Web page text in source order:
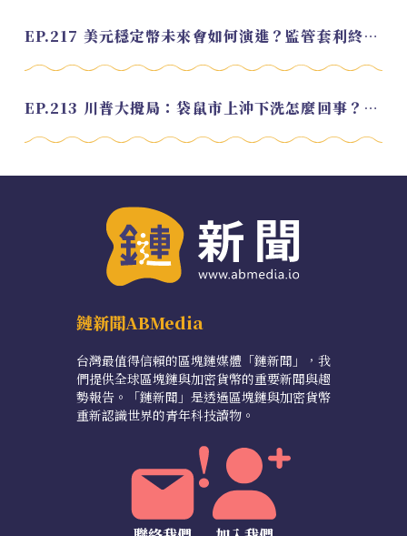
EP.217 美元穩定幣未來會如何演進？監管套利終將收斂？feat. 研究員 余哲安
EP.213 川普大攪局：袋鼠市上沖下洗怎麼回事？feat. Alvin
鏈新聞ABMedia
台灣最值得信賴的區塊鏈媒體「鏈新聞」，我
們提供全球區塊鏈與加密貨幣的重要新聞與趨
勢報告。「鏈新聞」是透過區塊鏈與加密貨幣
重新認識世界的青年科技讀物。